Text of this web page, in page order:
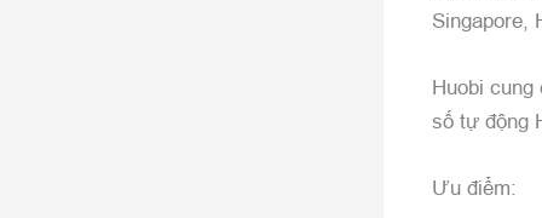
Singapore,
Huobi
số tự động
Ưu điểm: